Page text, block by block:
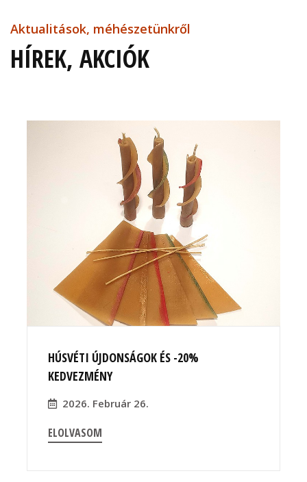
Aktualitások, méhészetünkről
HÍREK, AKCIÓK
HÚSVÉTI ÚJDONSÁGOK ÉS -20%
KEDVEZMÉNY
2026. Február 26.
ELOLVASOM